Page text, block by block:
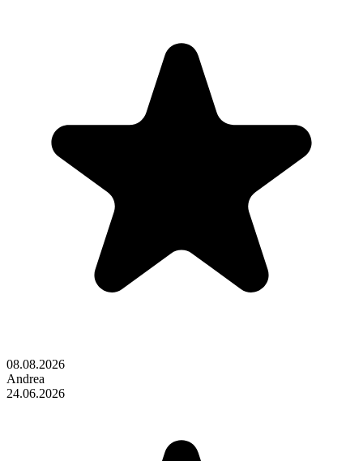
08.08.2026
Andrea
24.06.2026